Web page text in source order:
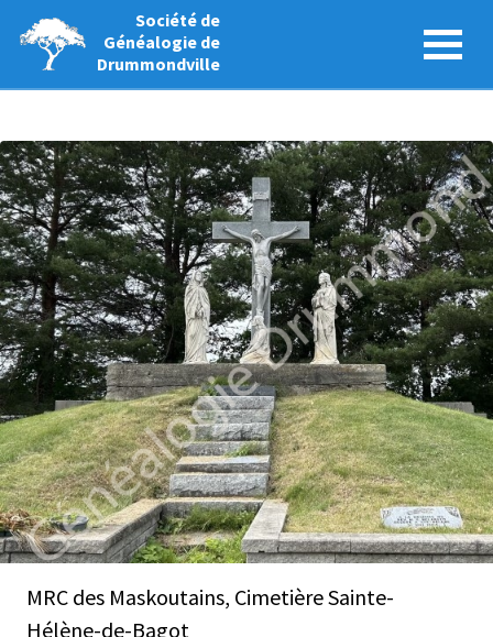
Société de
Généalogie de
Drummondville
MRC des Maskoutains, Cimetière Sainte-
Hélène-de-Bagot